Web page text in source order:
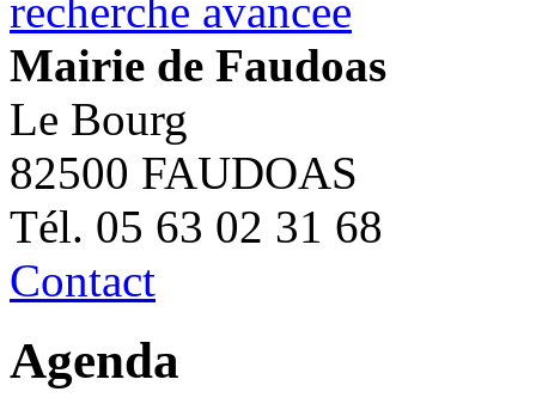
recherche avancee
Mairie de Faudoas
Le Bourg
82500 FAUDOAS
Tél. 05 63 02 31 68
Contact
Agenda